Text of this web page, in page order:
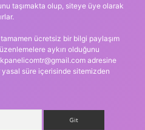
taşımakta olup, siteye üye olarak
ücretsiz bir bilgi paylaşım
aykırı olduğunu
adresine
süre içerisinde sitemizden